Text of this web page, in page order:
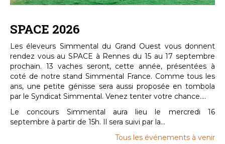
SPACE 2026
Les éleveurs Simmental du Grand Ouest vous donnent
rendez vous au SPACE à Rennes du 15 au 17 septembre
prochain. 13 vaches seront, cette année, présentées à
coté de notre stand Simmental France. Comme tous les
ans, une petite génisse sera aussi proposée en tombola
par le Syndicat Simmental. Venez tenter votre chance....
Le concours Simmental aura lieu le mercredi 16
septembre à partir de 15h. Il sera suivi par la...
Tous les événements à venir